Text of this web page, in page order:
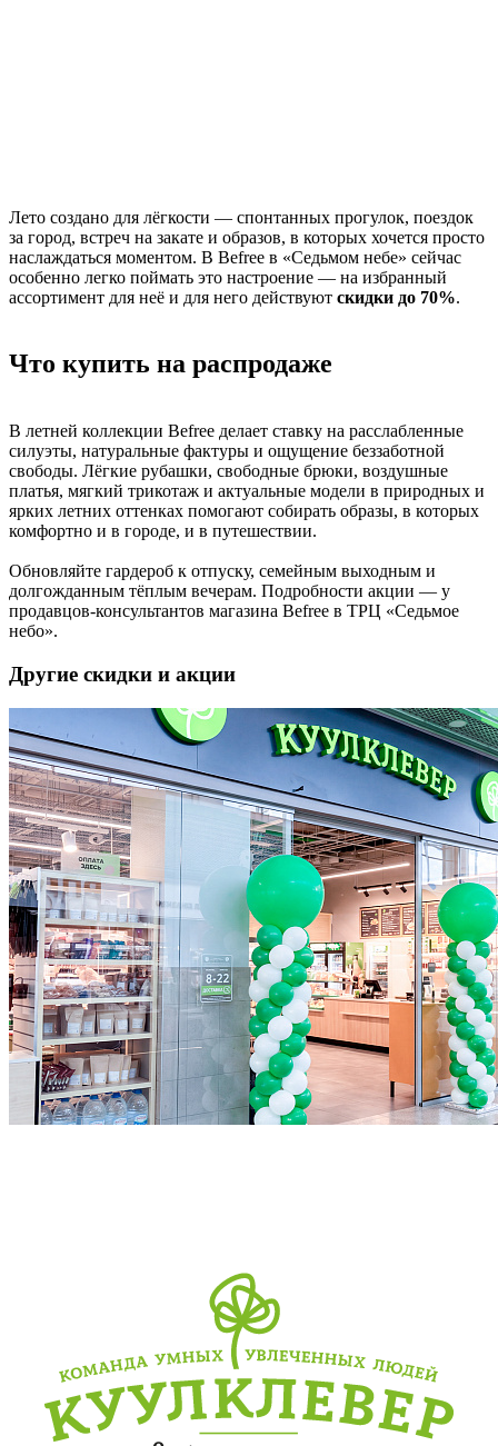
Лето создано для лёгкости — спонтанных прогулок, поездок
за город, встреч на закате и образов, в которых хочется просто
наслаждаться моментом. В Befree в «Седьмом небе» сейчас
особенно легко поймать это настроение — на избранный
ассортимент для неё и для него действуют скидки до 70%.
Что купить на распродаже
В летней коллекции Befree делает ставку на расслабленные
силуэты, натуральные фактуры и ощущение беззаботной
свободы. Лёгкие рубашки, свободные брюки, воздушные
платья, мягкий трикотаж и актуальные модели в природных и
ярких летних оттенках помогают собирать образы, в которых
комфортно и в городе, и в путешествии.
Обновляйте гардероб к отпуску, семейным выходным и
долгожданным тёплым вечерам. Подробности акции — у
продавцов-консультантов магазина Befree в ТРЦ «Седьмое
небо».
Другие скидки и акции